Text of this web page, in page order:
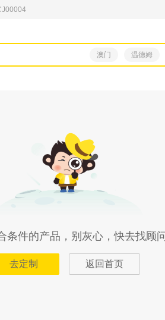
澳门 温德姆
条件的产品，别灰心，快去找顾
去定制 返回首页